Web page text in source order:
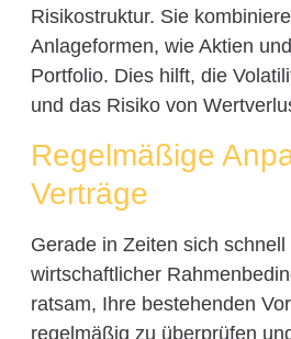
Risikostruktur. Sie
Anlageformen, wie Aktien
Portfolio. Dies hilft, die
und das Risiko von
Regelmäßige
Verträge
Gerade in Zeiten sich
wirtschaftlicher
ratsam, Ihre bestehenden
regelmäßig zu überprüfen